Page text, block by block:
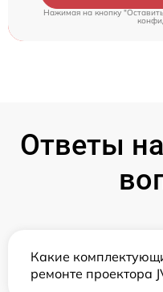
Нажимая на кнопку
Ответы
Какие
ремонте проектора